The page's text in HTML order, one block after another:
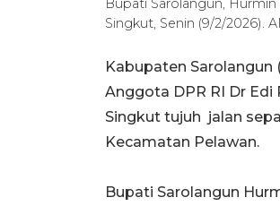
Bupati Sarolangun,
Singkut, Senin (9/2/2026).
Kabupaten Sarolangun
Anggota DPR RI Dr Edi
Singkut tujuh jalan
Kecamatan Pelawan.
Bupati Sarolangun